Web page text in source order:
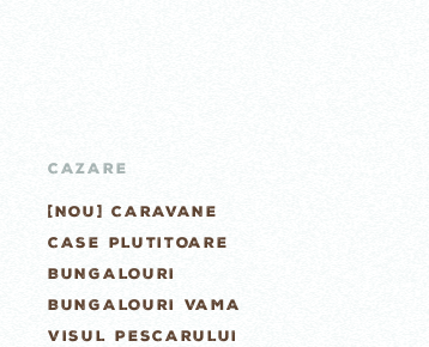
CAZARE
[NOU] CARAVANE
CASE PLUTITOARE
BUNGALOURI
BUNGALOURI VAMA
VISUL PESCARULUI